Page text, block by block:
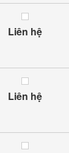
Liên hệ
Liên hệ